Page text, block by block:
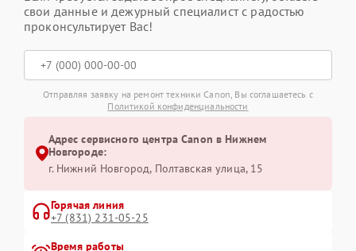
свои данные и дежурный специалист с радостью
проконсультирует Вас!
Отправляя заявку на ремонт техники Canon, Вы соглашаетесь с
Политикой конфиденциальности
Адрес сервисного центра Canon в Нижнем
Новгороде:
г. Нижний Новгород, Полтавская улица, 15
Горячая линия
+7 (831) 231-05-25
Время работы